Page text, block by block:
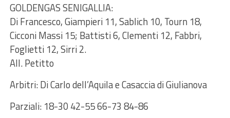
GOLDENGAS SENIGALLIA:
Di Francesco, Giampieri 11, Sablich 10, Tourn 18,
Cicconi Massi 15; Battisti 6, Clementi 12, Fabbri,
Foglietti 12, Sirri 2.
All. Petitto
Arbitri: Di Carlo dell’Aquila e Casaccia di Giulianova
Parziali: 18-30 42-55 66-73 84-86